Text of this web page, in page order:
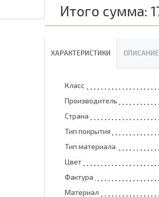
Итого сумма:
ХАРАКТЕРИСТИКИ ОПИСАНИЕ
Класс
Производитель
Страна
Тип покрытия
Тип материала
Цвет
Фактура
Материал